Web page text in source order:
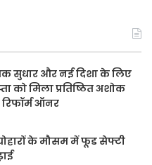
सुधार और नई दिशा के लिए
को मिला प्रतिष्ठित अशोक
ऑनर
के मौसम में फूड सेफ्टी